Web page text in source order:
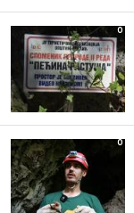
0
0